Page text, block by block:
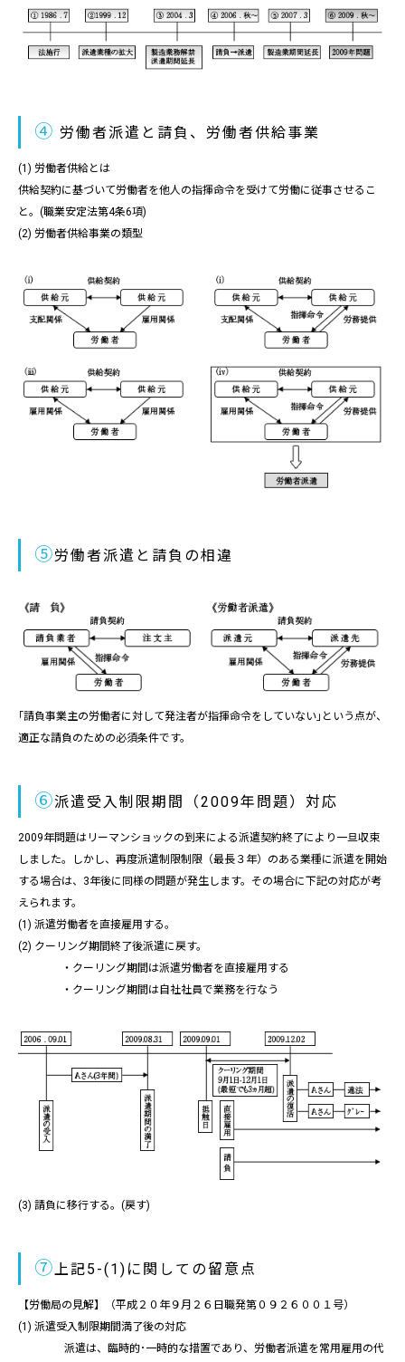
④ 労働者派遣と請負、労働者供給事業
(1) 労働者供給とは
供給契約に基づいて労働者を他人の指揮命令を受けて労働に従事させるこ
と。(職業安定法第4条6項)
(2) 労働者供給事業の類型
⑤労働者派遣と請負の相違
｢請負事業主の労働者に対して発注者が指揮命令をしていない｣という点が、
適正な請負のための必須条件です。
⑥派遣受入制限期間（2009年問題）対応
2009年問題はリーマンショックの到来による派遣契約終了により一旦収束
しました。しかし、再度派遣制限制限（最長３年）のある業種に派遣を開始
する場合は、3年後に同様の問題が発生します。その場合に下記の対応が考
えられます。
(1) 派遣労働者を直接雇用する。
(2) クーリング期間終了後派遣に戻す。
・クーリング期間は派遣労働者を直接雇用する
・クーリング期間は自社社員で業務を行なう
(3) 請負に移行する。(戻す)
⑦ 上記5-(1)に関しての留意点
【労働局の見解】（平成２０年９月２６日職発第０９２６００１号）
(1) 派遣受入制限期間満了後の対応
派遣は、臨時的･一時的な措置であり、労働者派遣を常用雇用の代